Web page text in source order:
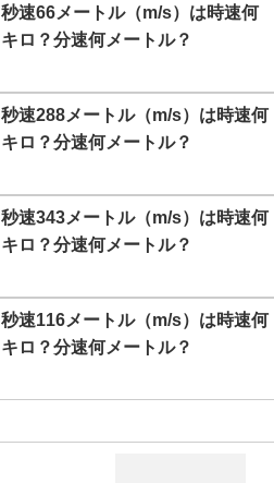
秒速66メートル（m/s）は時速何
キロ？分速何メートル？
秒速288メートル（m/s）は時速何
キロ？分速何メートル？
秒速343メートル（m/s）は時速何
キロ？分速何メートル？
秒速116メートル（m/s）は時速何
キロ？分速何メートル？